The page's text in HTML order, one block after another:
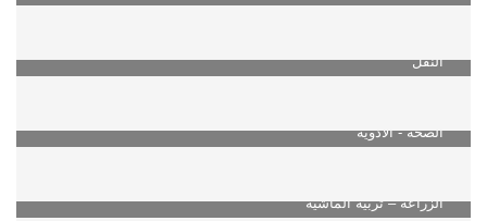
النقل
الصحة - الأدوية
الزراعة – تربية الماشية